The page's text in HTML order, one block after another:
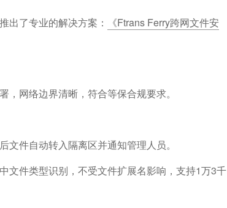
出了专业的解决方案：
《Ftrans Ferry跨网文件安
网络边界清晰，符合等保合规要求。
件自动转入隔离区并通知管理人员。
文件类型识别，不受文件扩展名影响，支持1万3千